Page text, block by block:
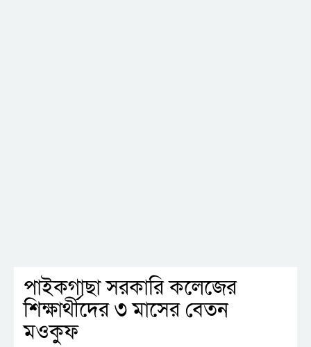
পাইকগাছা সরকারি কলেজের
শিক্ষার্থীদের ৩ মাসের বেতন
মওকুফ